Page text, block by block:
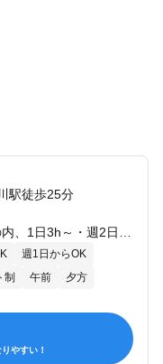
駅徒歩25分
週1日からOK
制 午前
夕方
やすい！